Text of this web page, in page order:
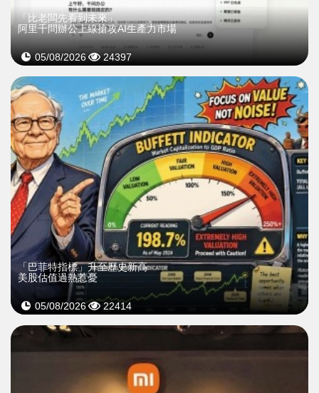
「比老闆先看到未來」
阿里千問辦公上線搶攻AI生產力市場
05/08/2026 24397
「巴菲特指標」升至歷史新高
美股估值過熱惹憂
05/08/2026 22414